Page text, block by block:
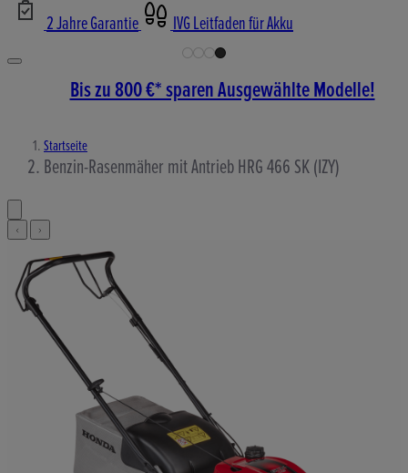
2 Jahre Garantie
IVG Leitfaden für Akku
Bis zu 800 €* sparen Ausgewählte Modelle!
Startseite
Benzin-Rasenmäher mit Antrieb HRG 466 SK (IZY)